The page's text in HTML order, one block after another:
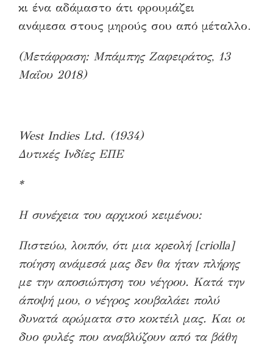
κι ένα αδάμαστο άτι φρουμάζει
ανάμεσα στους μηρούς σου από μέταλλο.
(Μετάφραση: Μπάμπης Ζαφειράτος, 13
Mαΐου 2018)
West Indies Ltd. (1934)
Δυτικές Ινδίες ΕΠΕ
*
Η συνέχεια του αρχικού κειμένου:
Πιστεύω, λοιπόν, ότι μια κρεολή [criolla]
ποίηση ανάμεσά μας δεν θα ήταν πλήρης
με την αποσιώπηση του νέγρου. Κατά την
άποψή μου, ο νέγρος κουβαλάει πολύ
δυνατά αρώματα στο κοκτέιλ μας. Και οι
δυο φυλές που αναβλύζουν από τα βάθη